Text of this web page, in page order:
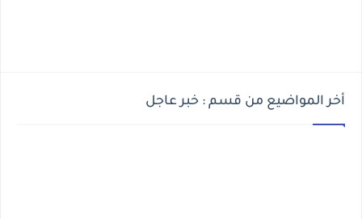
أخر المواضيع من قسم : خبر عاجل